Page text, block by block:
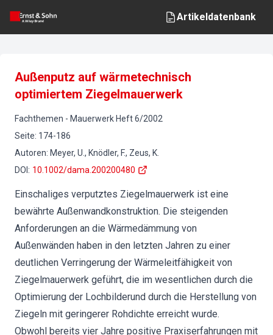
Artikeldatenbank
Außenputz auf wärmetechnisch
optimiertem Ziegelmauerwerk
Fachthemen - Mauerwerk Heft6/2002
Seite: 174-186
Autoren: Meyer, U., Knödler, F., Zeus, K.
DOI : 10.1002/dama.200200480
Einschaliges verputztes Ziegelmauerwerk ist eine
bewährte Außenwandkonstruktion. Die steigenden
Anforderungen an die Wärmedämmung von
Außenwänden haben in den letzten Jahren zu einer
deutlichen Verringerung der Wärmeleitfähigkeit von
Ziegelmauerwerk geführt, die im wesentlichen durch die
Optimierung der Lochbilderund durch die Herstellung von
Ziegeln mit geringerer Rohdichte erreicht wurde.
Obwohl bereits vier Jahre positive Praxiserfahrungen mit